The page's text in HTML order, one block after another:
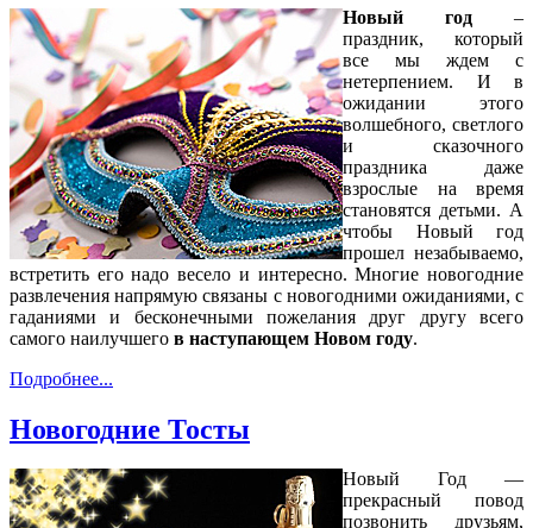
Новый год –
праздник, который
все мы ждем с
нетерпением. И в
ожидании этого
волшебного, светлого
и сказочного
праздника даже
взрослые на время
становятся детьми. А
чтобы Новый год
прошел незабываемо,
встретить его надо весело и интересно. Многие новогодние
развлечения напрямую связаны с новогодними ожиданиями, с
гаданиями и бесконечными пожелания друг другу всего
самого наилучшего в наступающем Новом году.
Подробнее...
Новогодние Тосты
Новый Год —
прекрасный повод
позвонить друзьям,